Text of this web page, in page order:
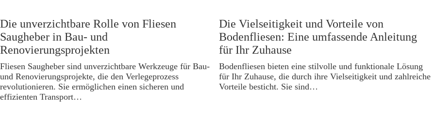
Die unverzichtbare Rolle von Fliesen
Saugheber in Bau- und
Renovierungsprojekten
Fliesen Saugheber sind unverzichtbare Werkzeuge für Bau-
und Renovierungsprojekte, die den Verlegeprozess
revolutionieren. Sie ermöglichen einen sicheren und
effizienten Transport…
Die Vielseitigkeit und Vorteile von
Bodenfliesen: Eine umfassende Anleitung
für Ihr Zuhause
Bodenfliesen bieten eine stilvolle und funktionale Lösung
für Ihr Zuhause, die durch ihre Vielseitigkeit und zahlreiche
Vorteile besticht. Sie sind…